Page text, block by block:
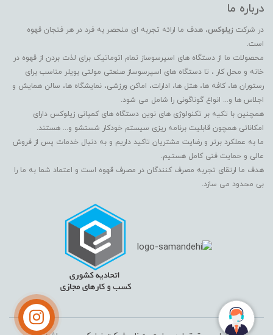
درباره ما
در شرکت زیلوکس، هدف ما ارائه تجربه ای منحصر به فرد در هر فنجان قهوه
است.
محصولات ما از دستگاه های اسپرسوساز تمام اتوماتیک برای لذت بردن از قهوه در
خانه و محل کار ، تا دستگاه های اسپرسوساز صنعتی مولتی بویلر مناسب برای
رستوران ها، کافه ها، هتل ها، ادارات، اماکن ورزشی، نمایشگاه ها، سالن همایش و
اجلاس ها و... انواع گوناگونی را شامل می شود.
همچنین با تکیه بر تکنولوژی های نوین دستگاه های کمپانی زیلوکس دارای
امکاناتی همچون قابلیت برنامه ریزی سیستم خودکار شستشو و... هستند.
ما به عملکرد برتر و رضایت مشتریان تاکید داریم و به دنبال خدمات پس از فروش
عالی و حمایت فنی کامل هستیم.
هدف ما ارتقای تجربه مصرف کنندگان در مصرف قهوه است و اعتماد شما به ما را
بی محدود می سازد.